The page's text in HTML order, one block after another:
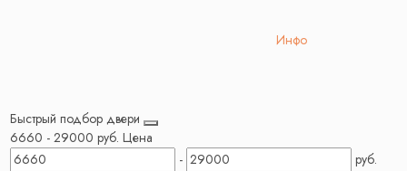
Инфо
Быстрый подбор двери
6660 - 29000 руб. Цена
-
руб.